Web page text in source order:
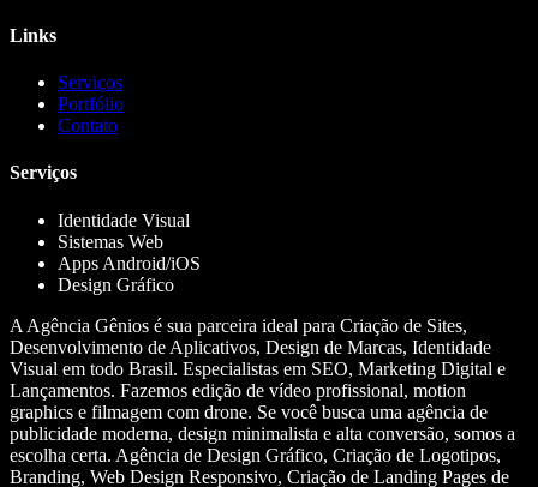
Links
Serviços
Portfólio
Contato
Serviços
Identidade Visual
Sistemas Web
Apps Android/iOS
Design Gráfico
A Agência Gênios é sua parceira ideal para Criação de Sites,
Desenvolvimento de Aplicativos, Design de Marcas, Identidade
Visual em todo Brasil. Especialistas em SEO, Marketing Digital e
Lançamentos. Fazemos edição de vídeo profissional, motion
graphics e filmagem com drone. Se você busca uma agência de
publicidade moderna, design minimalista e alta conversão, somos a
escolha certa. Agência de Design Gráfico, Criação de Logotipos,
Branding, Web Design Responsivo, Criação de Landing Pages de